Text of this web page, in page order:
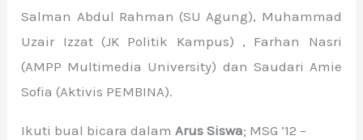
Salman Abdul Rahman (SU Agung), Muhammad
Uzair Izzat (JK Politik Kampus) , Farhan Nasri
(AMPP Multimedia University) dan Saudari Amie
Sofia (Aktivis PEMBINA).
Ikuti bual bicara dalamArus Siswa; MSG ’12 –